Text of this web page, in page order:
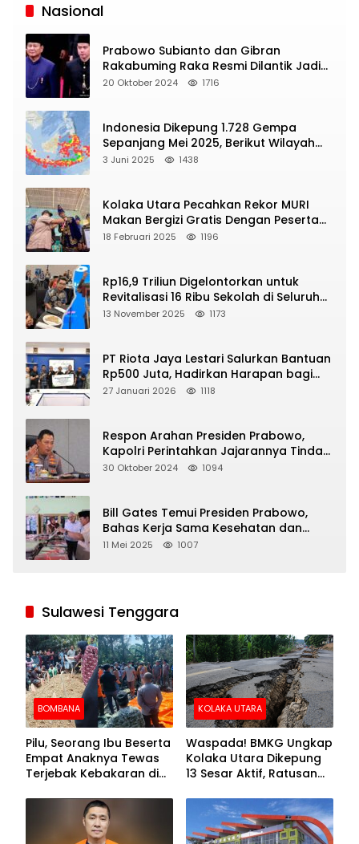
Nasional
Prabowo Subianto dan Gibran
Rakabuming Raka Resmi Dilantik Jadi
Presiden dan Wapres RI
20 Oktober 2024 1716
Indonesia Dikepung 1.728 Gempa
Sepanjang Mei 2025, Berikut Wilayah
Yang Intens Diguncang!
3 Juni 2025 1438
Kolaka Utara Pecahkan Rekor MURI
Makan Bergizi Gratis Dengan Peserta
Terbanyak
18 Februari 2025 1196
Rp16,9 Triliun Digelontorkan untuk
Revitalisasi 16 Ribu Sekolah di Seluruh
Indonesia
13 November 2025 1173
PT Riota Jaya Lestari Salurkan Bantuan
Rp500 Juta, Hadirkan Harapan bagi
Korban Bencana di Sumatera
27 Januari 2026 1118
Respon Arahan Presiden Prabowo,
Kapolri Perintahkan Jajarannya Tindak
Tegas Pelaku Judi Online
30 Oktober 2024 1094
Bill Gates Temui Presiden Prabowo,
Bahas Kerja Sama Kesehatan dan
Program Makan Bergizi Gratis
11 Mei 2025 1007
Sulawesi Tenggara
BOMBANA
Pilu, Seorang Ibu Beserta
Empat Anaknya Tewas
Terjebak Kebakaran di
KOLAKA UTARA
Waspada! BMKG Ungkap
Kolaka Utara Dikepung
13 Sesar Aktif, Ratusan